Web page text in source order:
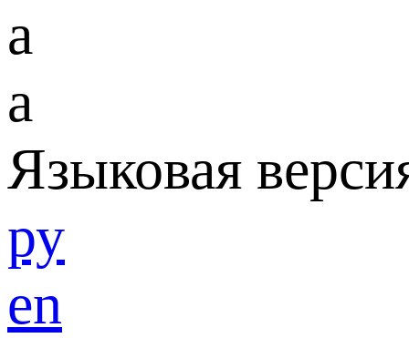
a
a
Языковая
ру
en